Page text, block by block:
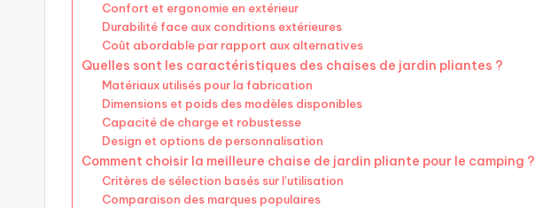
Confort et ergonomie en extérieur
Durabilité face aux conditions extérieures
Coût abordable par rapport aux alternatives
Quelles sont les caractéristiques des chaises de jardin pliantes ?
Matériaux utilisés pour la fabrication
Dimensions et poids des modèles disponibles
Capacité de charge et robustesse
Design et options de personnalisation
Comment choisir la meilleure chaise de jardin pliante pour le camping ?
Critères de sélection basés sur l’utilisation
Comparaison des marques populaires